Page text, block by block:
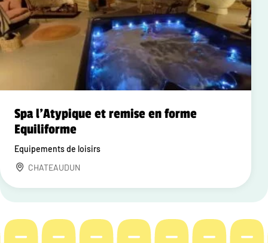
Spa l'Atypique et remise en forme
Equiliforme
Equipements de loisirs
CHATEAUDUN